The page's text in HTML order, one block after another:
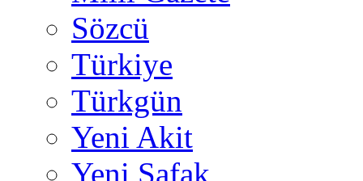
Sözcü
Türkiye
Türkgün
Yeni Akit
Yeni Şafak